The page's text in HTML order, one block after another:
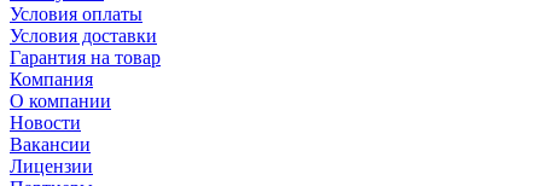
Условия оплаты
Условия доставки
Гарантия на товар
Компания
О компании
Новости
Вакансии
Лицензии